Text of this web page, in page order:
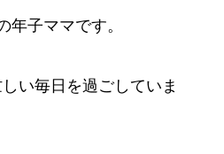
年子ママです。
い毎日を過ごしていま